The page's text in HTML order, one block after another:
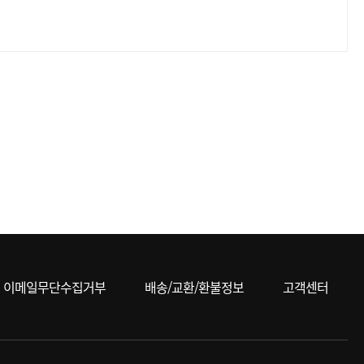
이메일무단수집거부 배송/교환/환불정보 고객센터